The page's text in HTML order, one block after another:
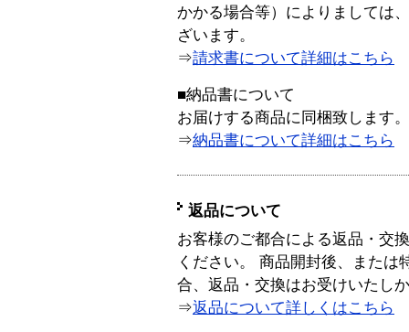
かかる場合等）によりましては
ざいます。
⇒請求書について詳細はこちら
■納品書について
お届けする商品に同梱致します。
⇒納品書について詳細はこちら
返品について
お客様のご都合による返品・交
ください。 商品開封後、または
合、返品・交換はお受けいたし
⇒返品について詳しくはこちら